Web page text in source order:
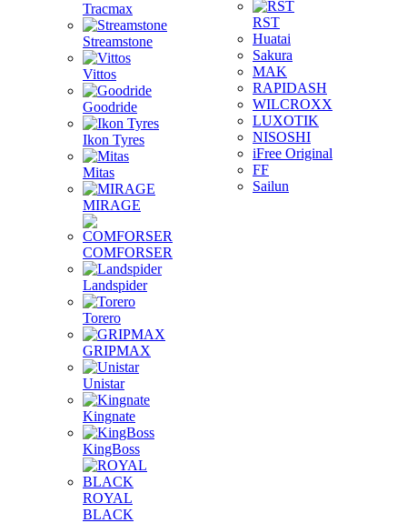
Tracmax
Streamstone
Vittos
Goodride
Ikon Tyres
Mitas
MIRAGE
COMFORSER
Landspider
Torero
GRIPMAX
Unistar
Kingnate
KingBoss
ROYAL
BLACK
RST
Huatai
Sakura
MAK
RAPIDASH
WILCROXX
LUXOTIK
NISOSHI
iFree Original
FF
Sailun